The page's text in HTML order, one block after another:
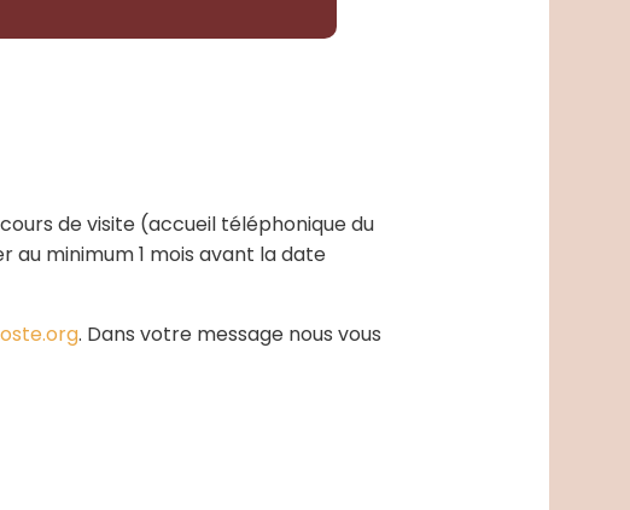
de visite (accueil téléphonique du
au minimum 1 mois avant la date
. Dans votre message nous vous